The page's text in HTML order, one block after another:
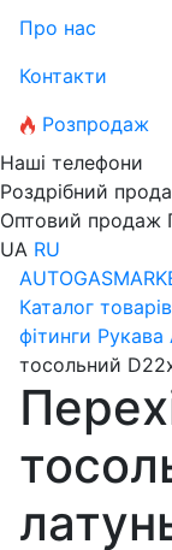
Про нас
Контакти
Розпродаж
Наші телефони
Роздрібний
Оптовий продаж
UA RU
Каталог товарів
фітинги Рукава
тосольний